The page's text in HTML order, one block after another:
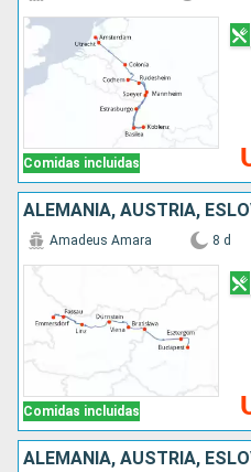
Comidas incluidas
Comidas incluidas
Amadeus Amara 8 d